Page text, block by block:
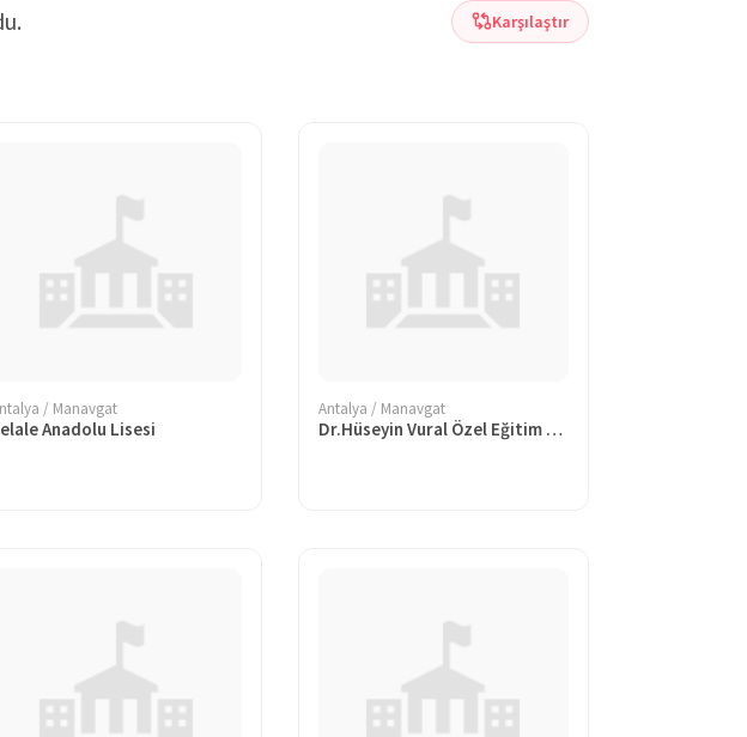
Karşılaştır
/ Manavgat
Anadolu Lisesi
Antalya / Manavgat
Dr.Hüseyin Vural Özel Eğitim Ortaokulu